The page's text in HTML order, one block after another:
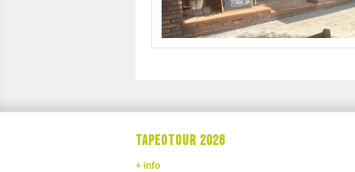
TAPEOTOUR 2026
+ info